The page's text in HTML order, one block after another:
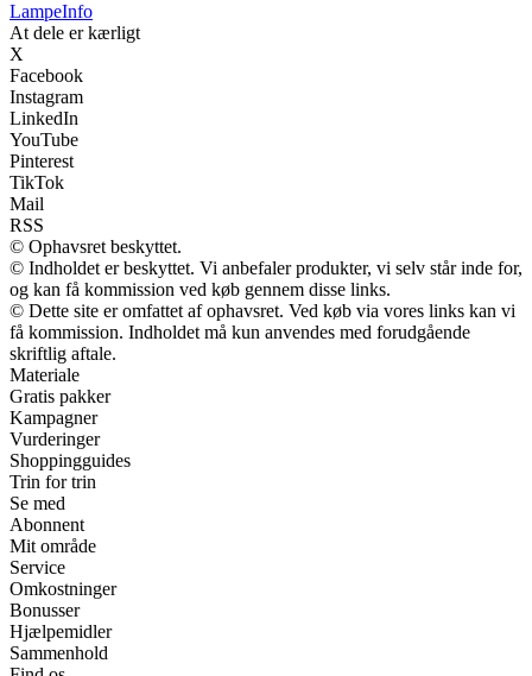
LampeInfo
At dele er kærligt
X
Facebook
Instagram
LinkedIn
YouTube
Pinterest
TikTok
Mail
RSS
© Ophavsret beskyttet.
© Indholdet er beskyttet. Vi anbefaler produkter, vi selv står inde for,
og kan få kommission ved køb gennem disse links.
© Dette site er omfattet af ophavsret. Ved køb via vores links kan vi
få kommission. Indholdet må kun anvendes med forudgående
skriftlig aftale.
Materiale
Gratis pakker
Kampagner
Vurderinger
Shoppingguides
Trin for trin
Se med
Abonnent
Mit område
Service
Omkostninger
Bonusser
Hjælpemidler
Sammenhold